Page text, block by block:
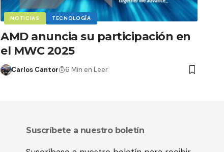
NOTICIAS TECNOLOGÍA
AMD anuncia su participación en
el MWC 2025
Carlos Cantor 6 Min en Leer
Suscríbete a nuestro boletín